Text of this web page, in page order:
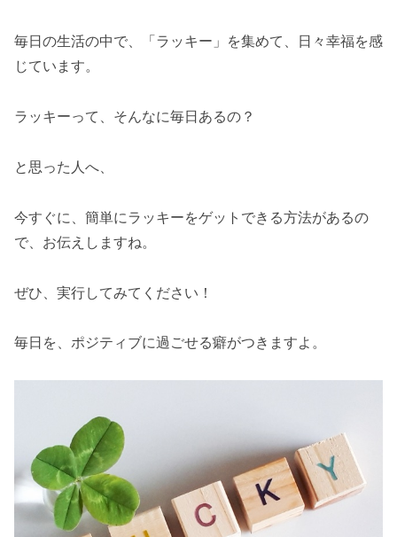
毎日の生活の中で、「ラッキー」を集めて、日々幸福を感
じています。
ラッキーって、そんなに毎日あるの？
と思った人へ、
今すぐに、簡単にラッキーをゲットできる方法があるの
で、お伝えしますね。
ぜひ、実行してみてください！
毎日を、ポジティブに過ごせる癖がつきますよ。